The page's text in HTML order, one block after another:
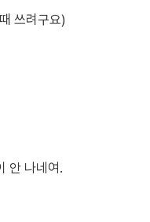
쓰려구요)
안 나네여.